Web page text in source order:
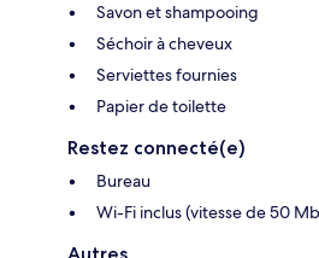
Savon et shampooing
Séchoir à cheveux
Serviettes fournies
Papier de toilette
Restez connecté(e)
Bureau
Wi-Fi inclus (vitesse de 50